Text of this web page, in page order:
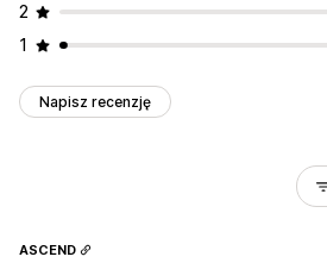
2
1
Napisz recenzję
ASCEND